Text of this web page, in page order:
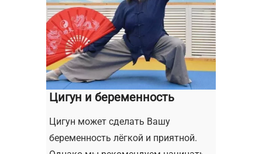
Цигун и беременность
Цигун может сделать Вашу
беременность лёгкой и приятной.